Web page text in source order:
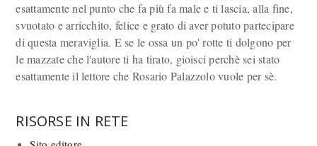
esattamente nel punto che fa più fa male e ti lascia, alla fine,
svuotato e arricchito, felice e grato di aver potuto partecipare
di questa meraviglia. E se le ossa un po' rotte ti dolgono per
le mazzate che l'autore ti ha tirato, gioisci perchè sei stato
esattamente il lettore che Rosario Palazzolo vuole per sè.
RISORSE IN RETE